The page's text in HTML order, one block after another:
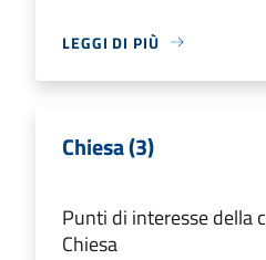
LEGGI DI PIÙ
Chiesa (3)
Punti di interesse della
Chiesa